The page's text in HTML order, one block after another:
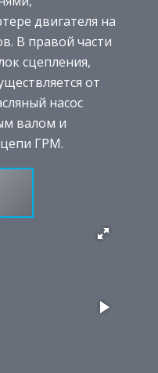
двигателя на
В правой части
сцепления,
от
насос
валом и
ГРМ.